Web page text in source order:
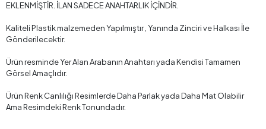
EKLENMİŞTİR. İLAN SADECE ANAHTARLIK İÇİNDİR.
Kaliteli Plastik malzemeden Yapılmıştır , Yanında Zinciri ve Halkası İle
Gönderilecektir.
Ürün resminde Yer Alan Arabanın Anahtarı yada Kendisi Tamamen
Görsel Amaçlıdır.
Ürün Renk Canlılığı Resimlerde Daha Parlak yada Daha Mat Olabilir
Ama Resimdeki Renk Tonundadır.